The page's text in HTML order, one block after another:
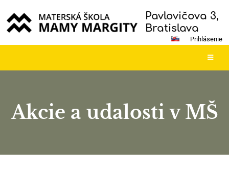
Pavlovičova 3,
Bratislava
Prihlásenie
Akcie a udalosti v MŠ